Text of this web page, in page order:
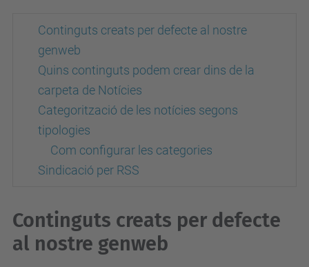
Continguts creats per defecte al nostre
genweb
Quins continguts podem crear dins de la
carpeta de Notícies
Categorització de les notícies segons
tipologies
Com configurar les categories
Sindicació per RSS
Continguts creats per defecte
al nostre genweb